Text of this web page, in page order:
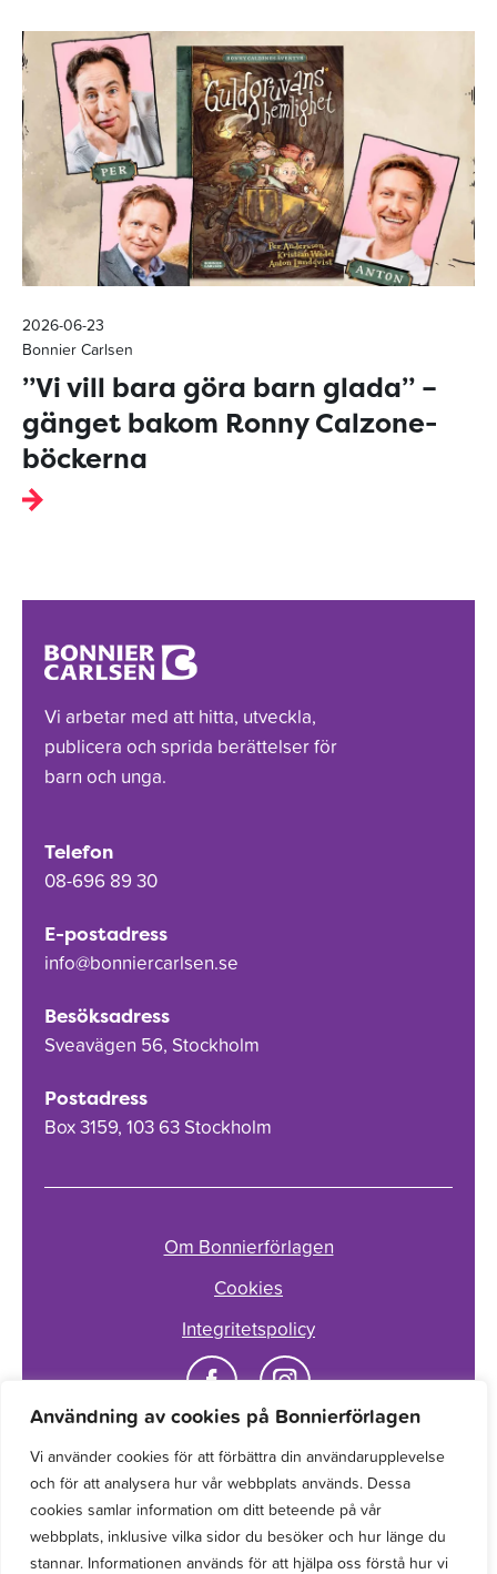
Användning av cookies på Bonnierförlagen
Vi använder cookies för att förbättra din användarupplevelse
och för att analysera hur vår webbplats används. Dessa
cookies samlar information om ditt beteende på vår
webbplats, inklusive vilka sidor du besöker och hur länge du
stannar. Informationen används för att hjälpa oss förstå hur vi
2026-06-23
Bonnier Carlsen
”Vi vill bara göra barn glada” –
gänget bakom Ronny Calzone-
böckerna
Vi arbetar med att hitta, utveckla,
publicera och sprida berättelser för
barn och unga.
Telefon
08-696 89 30
E-postadress
info@bonniercarlsen.se
Besöksadress
Sveavägen 56, Stockholm
Postadress
Box 3159, 103 63 Stockholm
Om Bonnierförlagen
Cookies
Integritetspolicy